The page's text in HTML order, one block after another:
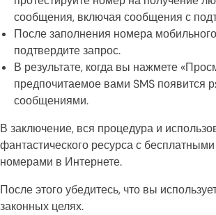
сообщения, включая сообщения с
После заполнения номера
подтвердите запрос.
В результате, когда вы нажмете
предпочитаемое вами SMS появится
сообщениями.
В заключение, вся процедура и
фантастического ресурса с
номерами в Интернете.
После этого убедитесь, что вы
законных целях.